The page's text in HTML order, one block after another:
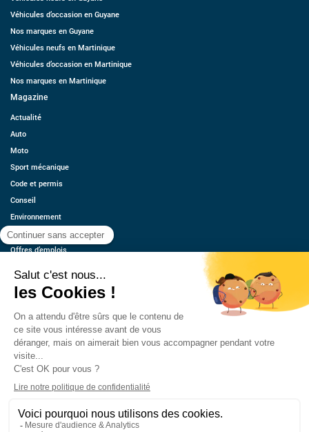
Véhicules d’occasion en Guyane
Nos marques en Guyane
Véhicules neufs en Martinique
Véhicules d’occasion en Martinique
Nos marques en Martinique
Magazine
Actualité
Auto
Moto
Sport mécanique
Code et permis
Conseil
Environnement
Économie
Offres d’emplois
Contact
Estimez votre voiture
Mentions légales
CGU